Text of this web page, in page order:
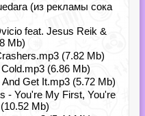
(из рекламы сока
feat. Jesus Reik &
Mb)
(7.82 Mb)
(6.86 Mb)
Get It.mp3 (5.72 Mb)
- You're My First, You're
Mb)